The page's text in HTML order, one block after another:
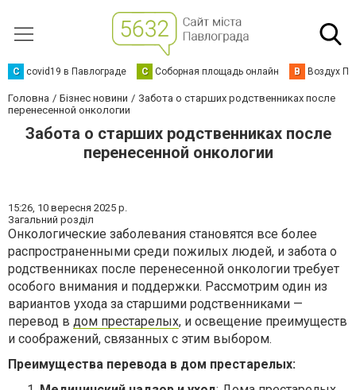
C covid19 в Павлограде С Соборная площадь онлайн В Воздух
Головна Бізнес новини
Забота о старших родственниках после
перенесенной онкологии
Забота о старших родственниках после
перенесенной онкологии
15:26, 10 вересня 2025 р.
Загальний розділ
Онкологические заболевания становятся все более
распространенными среди пожилых людей, и забота о
родственниках после перенесенной онкологии требует
особого внимания и поддержки. Рассмотрим один из
вариантов ухода за старшими родственниками —
перевод в дом престарелых, и освещение преимуществ
и соображений, связанных с этим выбором.
Преимущества перевода в дом престарелых: